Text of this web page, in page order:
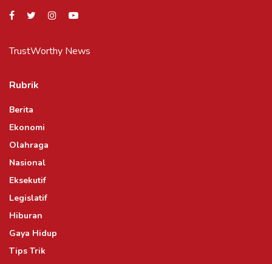
TrustWorthy News
Rubrik
Berita
Ekonomi
Olahraga
Nasional
Eksekutif
Legislatif
Hiburan
Gaya Hidup
Tips Trik